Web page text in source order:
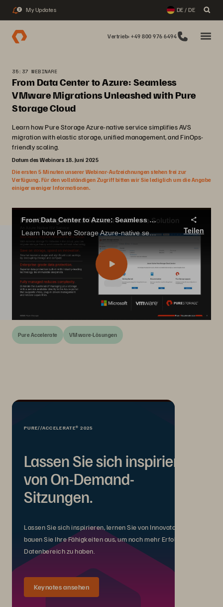
2 My Updates DE / DE
Vertrieb: +49 800 976 6494
35:37 WEBINARE
From Data Center to Azure: Seamless
VMware Migrations Unleashed with Pure
Storage Cloud
Learn how Pure Storage Azure-native service simplifies AVS
migration with elastic storage, unified management, and FinOps-
friendly scaling.
Datum des Webinars 18. Juni 2025
Die ersten 5 Minuten unserer Webinar-Aufzeichnungen stehen frei zur
Verfügung. Für den vollständigen Zugriff bitten wir Sie lediglich um die Angabe
einiger weniger Informationen.
From Data Center to Azure: Seamless VMware Migrations Unleashed with Pure Storage Cloud
Learn how Pure Storage Azure-native service simplifies AVS migration with elastic storage, unified management, and FinOps-friendly scaling.
Teilen
Pure Accelerate VMware-Lösungen
PURE//ACCELERATE® 2025
Lassen Sie sich inspirieren
von On-Demand-
Sitzungen.
Lassen Sie sich inspirieren, lernen Sie von Innovatoren und
bauen Sie Ihre Fähigkeiten aus, um noch mehr Erfolg im
Datenbereich zu haben.
Keynotes ansehen